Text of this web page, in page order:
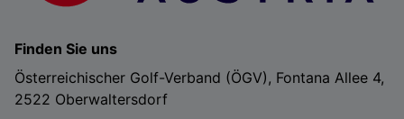
Finden Sie uns
Österreichischer Golf-Verband (ÖGV), Fontana Allee 4,
2522 Oberwaltersdorf